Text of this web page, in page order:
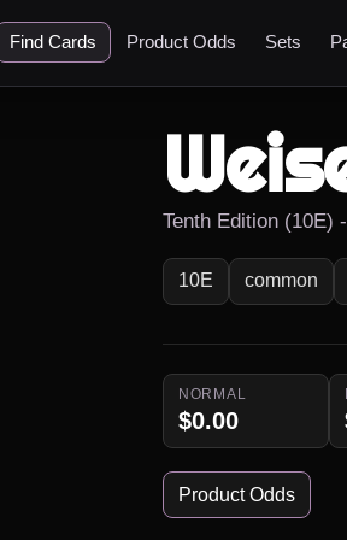
Find Cards Product Odds Sets
Tenth Edition (10E)
10E common
NORMAL
$0.00
Product Odds